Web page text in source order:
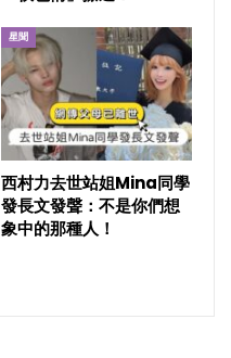
星聞
西村力去世站姐Mina同學
發長文發聲：不是你們想
象中的那種人！